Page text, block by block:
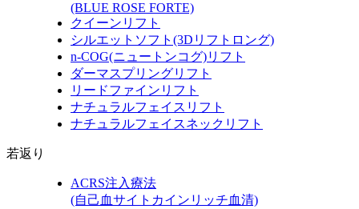
(BLUE ROSE FORTE)
クイーンリフト
シルエットソフト (3Dリフトロング)
n-COG(ニュートンコグ)リフト
ダーマスプリングリフト
リードファインリフト
ナチュラルフェイスリフト
ナチュラルフェイスネックリフト
若返り
ACRS注入療法
(自己血サイトカインリッチ血清)